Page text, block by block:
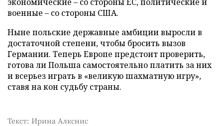
военные – со стороны США.
Ныне польские державные амбиции выросли в
достаточной степени, чтобы бросить вызов
Германии. Теперь Европе предстоит проверить,
готова ли Польша самостоятельно платить за них
и всерьез играть в «великую шахматную игру»,
ставя на кон судьбу страны.
Текст: Ирина Алкснис